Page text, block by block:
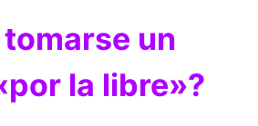
un
la libre»?